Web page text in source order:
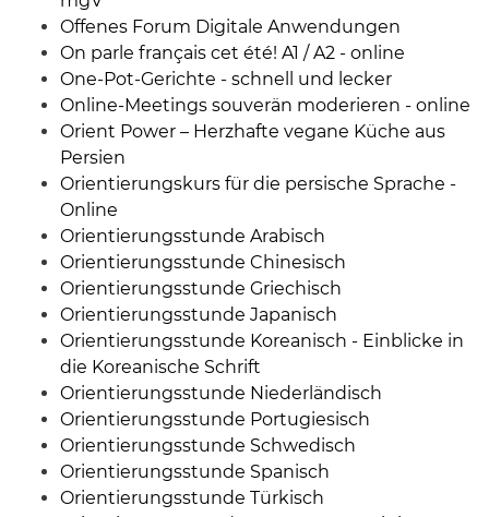
Offenes Forum Digitale Anwendungen
On parle français cet été! A1 / A2 - online
One-Pot-Gerichte - schnell und lecker
Online-Meetings souverän moderieren - online
Orient Power – Herzhafte vegane Küche aus
Persien
Orientierungskurs für die persische Sprache -
Online
Orientierungsstunde Arabisch
Orientierungsstunde Chinesisch
Orientierungsstunde Griechisch
Orientierungsstunde Japanisch
Orientierungsstunde Koreanisch - Einblicke in
die Koreanische Schrift
Orientierungsstunde Niederländisch
Orientierungsstunde Portugiesisch
Orientierungsstunde Schwedisch
Orientierungsstunde Spanisch
Orientierungsstunde Türkisch